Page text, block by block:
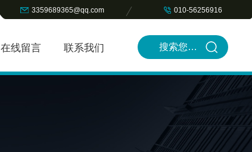
3359689365@qq.com 010-56256916
在线留言 联系我们